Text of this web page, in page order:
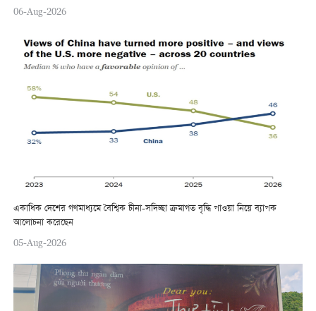
06-Aug-2026
একাধিক দেশের গণমাধ্যমে বৈশ্বিক চীনা-সদিচ্ছা ক্রমাগত বৃদ্ধি পাওয়া নিয়ে ব্যাপক
আলোচনা করেছেন
05-Aug-2026